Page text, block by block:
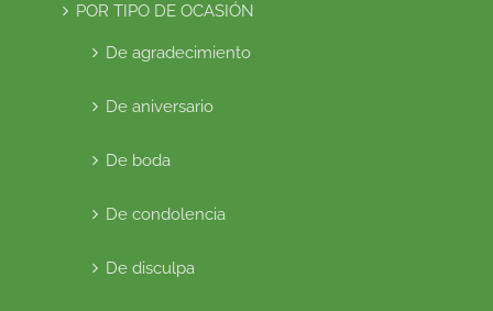
POR TIPO DE OCASIÓN
De agradecimiento
De aniversario
De boda
De condolencia
De disculpa